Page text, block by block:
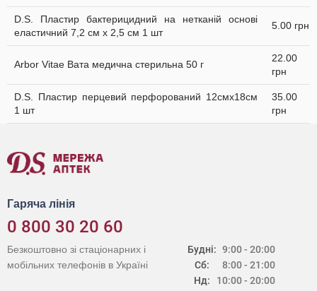
D.S. Пластир бактерицидний на нетканій основі
еластичний 7,2 см х 2,5 см 1 шт
5.00 грн
Arbor Vitae Вата медична стерильна 50 г
22.00
грн
D.S. Пластир перцевий перфорований 12смх18см
1 шт
35.00
грн
Гаряча лінія
0 800 30 20 60
Будні:
Сб:
Нд:
9:00 - 20:00
8:00 - 21:00
10:00 - 20:00
Безкоштовно зі стаціонарних і
мобільних телефонів в Україні